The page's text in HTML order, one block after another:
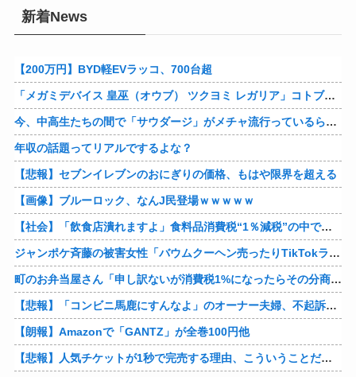
新着News
【200万円】BYD軽EVラッコ、700台超
「メガミデバイス 皇巫（オウブ） ツクヨミ レガリア」コトブキヤデビュー…
今、中高生たちの間で「サウダージ」がメチャ流行っているらしい
年収の話題ってリアルでするよな？
【悲報】セブンイレブンのおにぎりの価格、もはや限界を超える
【画像】ブルーロック、なんJ民登場ｗｗｗｗｗ
【社会】「飲食店潰れますよ」食料品消費税“1％減税”の中で上がる懸念 外食は10％で“9％”差に…一方で対象の弁当店でも悲痛な声「値下げできない…」
ジャンポケ斉藤の被害女性「バウムクーヘン売ったりTikTokライブしててムカついたから示談しなかった」
町のお弁当屋さん「申し訳ないが消費税1%になったらその分商品代を値上げするわ」 「うちも！」
【悲報】「コンビニ馬鹿にすんなよ」のオーナー夫婦、不起訴ｗｗｗｗｗｗｗｗ
【朗報】Amazonで「GANTZ」が全巻100円他
【悲報】人気チケットが1秒で完売する理由、こういうことだったｗｗｗｗ他